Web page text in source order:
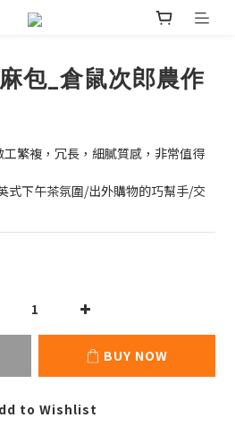
包_倉鼠次郎農作
工繁複，冗長，細膩質感，非常值得
式下午茶氛圍/出外購物的巧幫手/交
BUY NOW
to Wishlist